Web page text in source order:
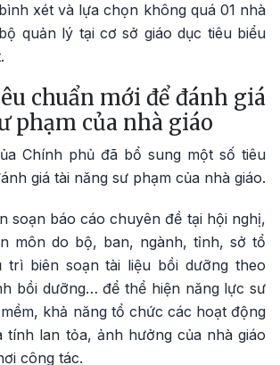
xét và lựa chọn không quá 01 nhà
quản lý tại cơ sở giáo dục tiêu biểu
chuẩn mới để đánh giá
phạm của nhà giáo
Chính phủ đã bổ sung một số tiêu
giá tài năng sư phạm của nhà giáo.
soạn báo cáo chuyên đề tại hội nghị,
môn do bộ, ban, ngành, tỉnh, sở tổ
trì biên soạn tài liệu bồi dưỡng theo
bồi dưỡng… để thể hiện năng lực sư
khả năng tổ chức các hoạt động
tính lan tỏa, ảnh hưởng của nhà giáo
công tác.